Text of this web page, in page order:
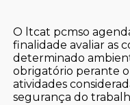
O ltcat pcmso
finalidade avaliar as
determinado
obrigatório perante
atividades
segurança do